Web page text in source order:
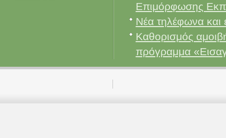
Επιμόρφωσης
Νέα τηλέφωνα και
Καθορισμός
πρόγραμμα